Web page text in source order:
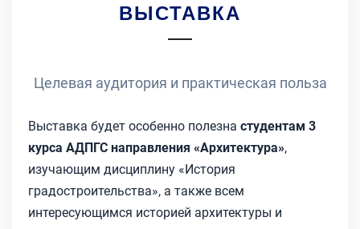
ВЫСТАВКА
Целевая аудитория и практическая польза
Выставка будет особенно полезна студентам 3
курса АДПГС направления «Архитектура»,
изучающим дисциплину «История
градостроительства», а также всем
интересующимся историей архитектуры и